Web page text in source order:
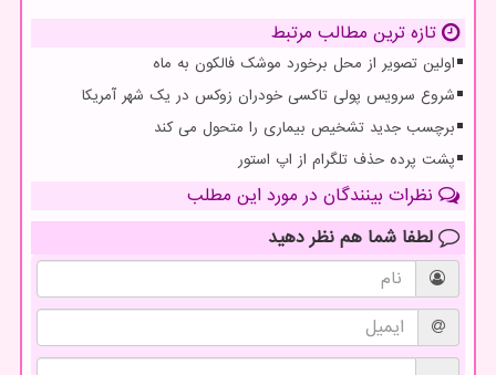
تازه ترین مطالب مرتبط
اولین تصویر از محل برخورد موشک فالکون به ماه
شروع سرویس پولی تاکسی خودران زوکس در یک شهر آمریکا
برچسب جدید تشخیص بیماری را متحول می کند
پشت پرده حذف تلگرام از اپ استور
نظرات بینندگان در مورد این مطلب
لطفا شما هم نظر دهید